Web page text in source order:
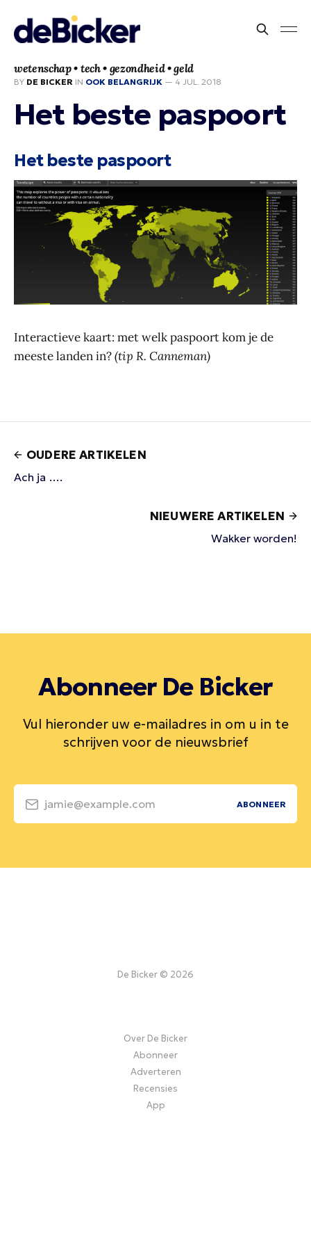
wetenschap • tech • gezondheid • geld
BY DE BICKER IN OOK BELANGRIJK — 4 JUL. 2018
Het beste paspoort
Het beste paspoort
Interactieve kaart: met welk paspoort kom je de
meeste landen in?(tip R. Canneman)
OUDERE ARTIKELEN
Ach ja ….
NIEUWERE ARTIKELEN
Wakker worden!
Abonneer De Bicker
Vul hieronder uw e-mailadres in om u in te
schrijven voor de nieuwsbrief
jamie@example.com ABONNEER
De Bicker © 2026
Over De Bicker
Abonneer
Adverteren
Recensies
App